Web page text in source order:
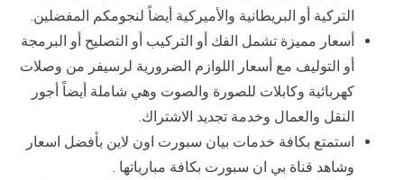
التركية أو البريطانية والأميركية أيضاً لنجومكم المفضلين.
أسعار مميزة تشمل الفك أو التركيب أو التصليح أو البرمجة
أو التوليف مع أسعار اللوازم الضرورية لرسيفر من وصلات
كهربائية وكابلات للصورة والصوت وهي شاملة أيضاً أجور
النقل والعمال وخدمة تجديد الاشتراك.
استمتع بكافة خدمات بيان سبورت اون لاين بأفضل اسعار
وشاهد قناة بي ان سبورت بكافة مبارياتها .